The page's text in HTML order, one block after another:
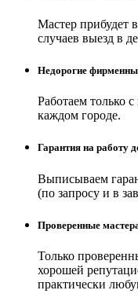
Мастер прибудет
случаев выезд в
Недорогие
Работаем только
каждом городе.
Гарантия на работу
Выписываем
(по запросу и в
Проверенные
Только
хорошей
практически